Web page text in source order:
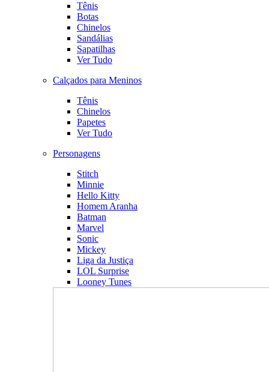
Tênis
Botas
Chinelos
Sandálias
Sapatilhas
Ver Tudo
Calçados para Meninos
Tênis
Chinelos
Papetes
Ver Tudo
Personagens
Stitch
Minnie
Hello Kitty
Homem Aranha
Batman
Marvel
Sonic
Mickey
Liga da Justiça
LOL Surprise
Looney Tunes